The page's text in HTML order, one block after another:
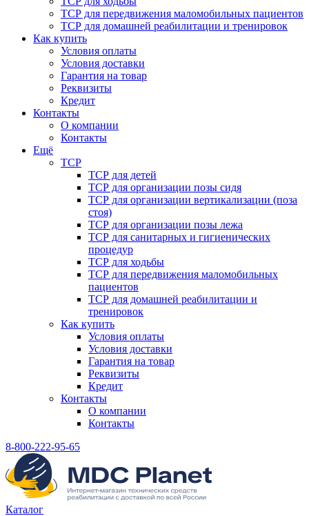
ТСР для передвижения маломобильных пациентов
ТСР для домашней реабилитации и тренировок
Как купить
Условия оплаты
Условия доставки
Гарантия на товар
Реквизиты
Кредит
Контакты
О компании
Контакты
Ещё
ТСР
ТСР для детей
ТСР для организации позы сидя
ТСР для организации вертикализации (поза
стоя)
ТСР для организации позы лежа
ТСР для санитарных и гигиенических
процедур
ТСР для ходьбы
ТСР для передвижения маломобильных
пациентов
ТСР для домашней реабилитации и
тренировок
Как купить
Условия оплаты
Условия доставки
Гарантия на товар
Реквизиты
Кредит
Контакты
О компании
Контакты
8-800-222-95-65
Каталог